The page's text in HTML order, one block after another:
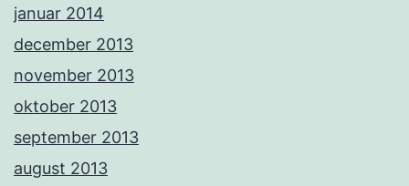
januar 2014
december 2013
november 2013
oktober 2013
september 2013
august 2013